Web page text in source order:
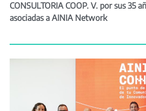
CONSULTORIA COOP. V. por sus 35
asociadas a AINIA Network